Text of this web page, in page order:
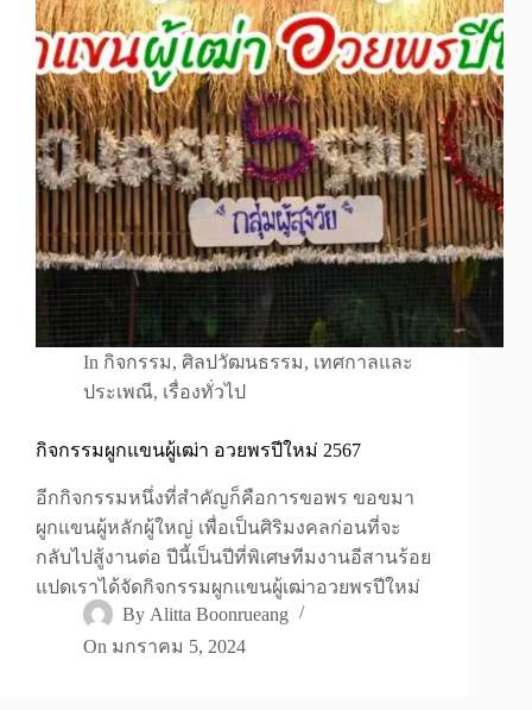
In กิจกรรม,ศิลปวัฒนธรรม, เทศกาลและ
ประเพณี, เรื่องทั่วไป
กิจกรรมผูกแขนผู้เฒ่า อวยพรปีใหม่ 2567
อีกกิจกรรมหนึ่งที่สำคัญก็คือการขอพร ขอขมา
ผูกแขนผู้หลักผู้ใหญ่ เพื่อเป็นศิริมงคลก่อนที่จะ
กลับไปสู้งานต่อ ปีนี้เป็นปีที่พิเศษทีมงานอีสานร้อย
แปดเราได้จัดกิจกรรมผูกแขนผู้เฒ่าอวยพรปีใหม่
By Alitta Boonrueang
On มกราคม 5, 2024